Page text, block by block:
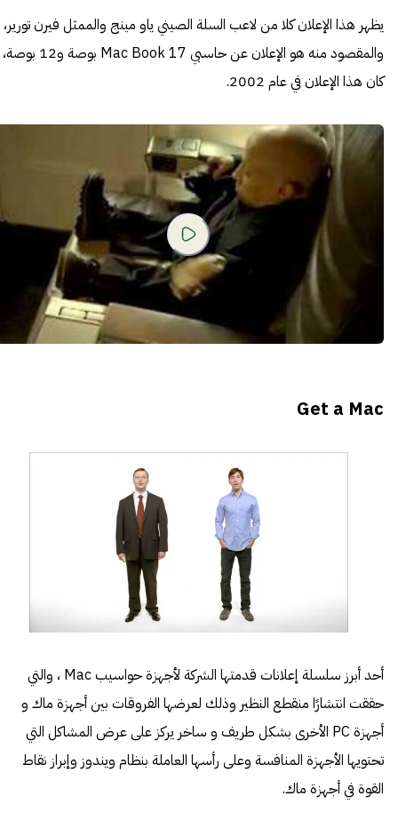
يظهر هذا الإعلان كلا من لاعب السلة الصيني ياو مينج والممثل فيرن تورير،
والمقصود منه هو الإعلان عن حاسبي Mac Book 17 بوصة و12 بوصة،
كان هذا الإعلان في عام 2002.
Get a Mac
أحد أبرز سلسلة إعلانات قدمتها الشركة لأجهزة حواسيب Mac ، والتي
حققت انتشارًا منقطع النظير وذلك لعرضها الفروقات بين أجهزة ماك و
أجهزة PC الأخرى بشكل طريف و ساخر يركز على عرض المشاكل التي
تحتويها الأجهزة المنافسة وعلى رأسها العاملة بنظام ويندوز وإبراز نقاط
القوة في أجهزة ماك.